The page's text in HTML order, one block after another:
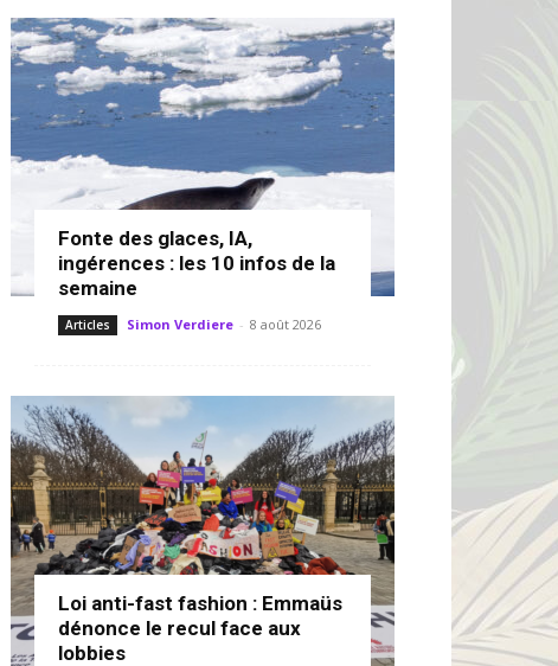
Fonte des glaces, IA,
ingérences : les 10 infos de la
semaine
Articles Simon Verdiere - 8 août 2026
Loi anti-fast fashion : Emmaüs
dénonce le recul face aux
lobbies